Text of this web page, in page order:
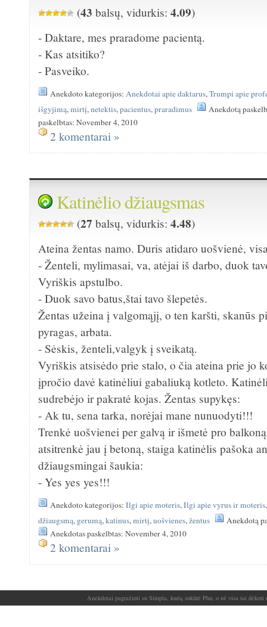
(43 balsų, vidurkis:4.09)
- Daktare, mes praradome pacientą.
- Kas atsitiko?
- Pasveiko.
Anekdoto kategorijos: Anekdotai apie daktarus,Trumpi apie
išgyjimą,mirtį,netektis,pacientus,praradimus
Anekdotą
paskelbtas: November 4, 2010
2 komentarai »
Katinėlio džiaugsmas
(27 balsų, vidurkis:4.48)
Ateina žentas namo. Duris atidaro uošvienė,
- Ženteli, mylimasai, va, atėjai iš darbo, duok
Vyriškis apstulbo.
- Duok savo batus,štai tavo šlepetės.
Žentas užeina į valgomąjį, o ten karšti, skanūs
pyragas, arbata.
- Sėskis, ženteli,valgyk į sveikatą.
Vyriškis atsisėdo prie stalo, o čia ateina prie jo
įpročio davė katinėliui gabaliuką kotleto.
sudrebėjo ir pakratė kojas. Žentas supykęs:
- Ak tu, sena tarka, norėjai mane nunuodyti!!!
Trenkė uošvienei per galvą ir išmetė pro
atsitrenkė jau į betoną, staiga katinėlis pašoka
džiaugsmingai šaukia:
- Yes yes yes!!!
Anekdoto kategorijos:Ilgi apie moteris,Ilgi apie vyrus ir moteris
džiaugsmą, gerumą,katinus,mirtį,uošvienes,žentus
Anekdotą
Anekdotas paskelbtas: November 4, 2010
2 komentarai »
Anekdotai pagražinti su Simpla, kurią sukūrė Phu, o už visa tai